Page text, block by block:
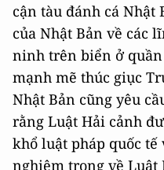
cận tàu đánh cá
của Nhật Bản về các
ninh trên biển ở
mạnh mẽ thúc giục
Nhật Bản cũng yêu
rằng Luật Hải cảnh
khổ luật pháp quốc
nghiêm trọng về Luật